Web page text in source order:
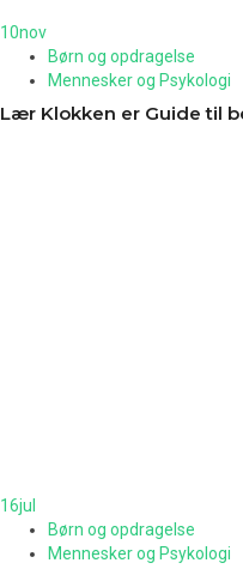
10nov
Børn og opdragelse
Mennesker og Psykologi
Lær Klokken er Guide til
16jul
Børn og opdragelse
Mennesker og Psykologi